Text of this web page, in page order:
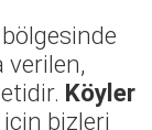
bölgesinde
verilen,
Köyler
bizleri